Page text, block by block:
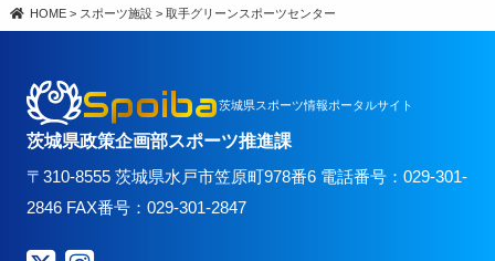
HOME > スポーツ施設 >取手グリーンスポーツセンター
Spoiba茨城県スポーツ情報ポータルサイト
茨城県政策企画部スポーツ推進課
〒310-8555 茨城県水戸市笠原町978番6 電話番号：029-301-
2846 FAX番号：029-301-2847